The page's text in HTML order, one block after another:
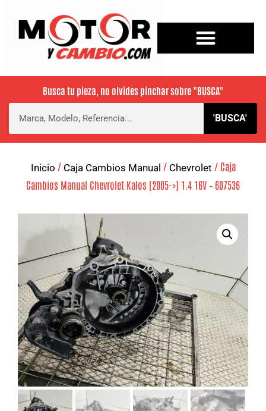
Busca tu pieza, no olvides pinchar sobre "BUSCA"
'BUSCA'
Inicio / Caja Cambios Manual / Chevrolet / Caja
Cambios Manual Chevrolet Kalos (2005->) 1.4 16V – 607536